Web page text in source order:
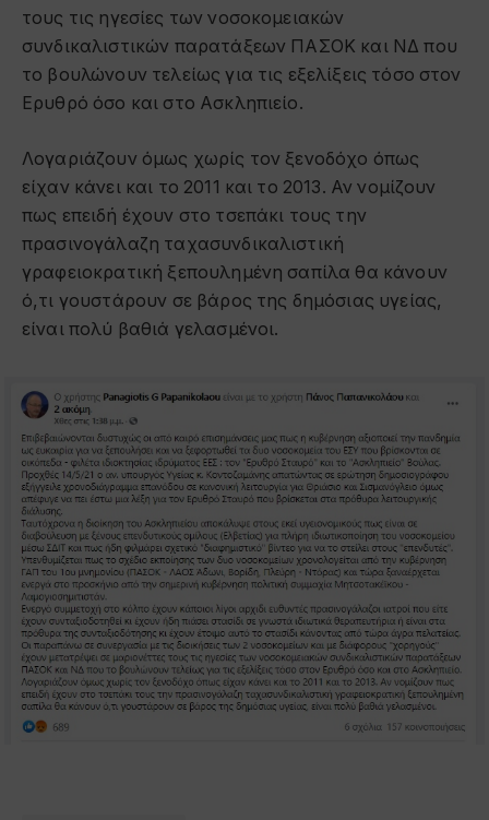
τους τις ηγεσίες των νοσοκομειακών
συνδικαλιστικών παρατάξεων ΠΑΣΟΚ και ΝΔ που
το βουλώνουν τελείως για τις εξελίξεις τόσο στον
Ερυθρό όσο και στο Ασκληπιείο.
Λογαριάζουν όμως χωρίς τον ξενοδόχο όπως
είχαν κάνει και το 2011 και το 2013. Αν νομίζουν
πως επειδή έχουν στο τσεπάκι τους την
πρασινογάλαζη ταχασυνδικαλιστική
γραφειοκρατική ξεπουλημένη σαπίλα θα κάνουν
ό,τι γουστάρουν σε βάρος της δημόσιας υγείας,
είναι πολύ βαθιά γελασμένοι.